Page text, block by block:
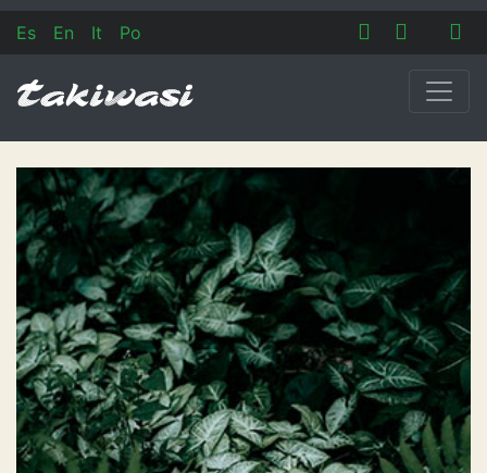
Es En It Po